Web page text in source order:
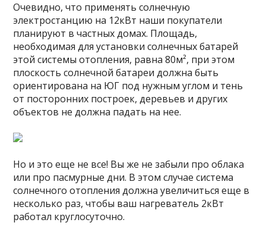
Очевидно, что применять солнечную
электростанцию на 12кВт наши покупатели
планируют в частных домах. Площадь,
необходимая для установки солнечных батарей
этой системы отопления, равна 80м², при этом
плоскость солнечной батареи должна быть
ориентирована на ЮГ под нужным углом и тень
от посторонних построек, деревьев и других
объектов не должна падать на нее.
Но и это еще не все! Вы же не забыли про облака
или про пасмурные дни. В этом случае система
солнечного отопления должна увеличиться еще в
несколько раз, чтобы ваш нагреватель 2кВт
работал круглосуточно.